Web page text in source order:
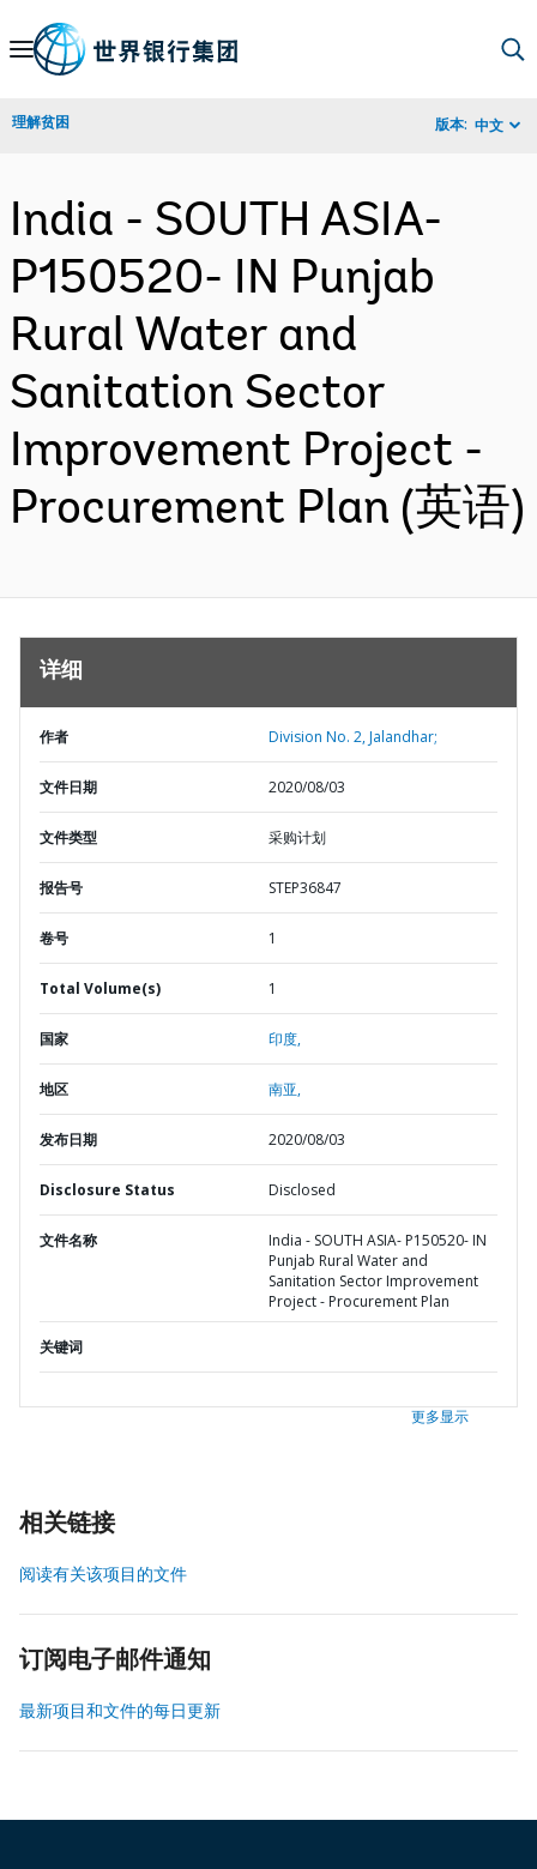
Skip
Navigation
理解贫困 版本: 中文
India - SOUTH ASIA-
P150520- IN Punjab
Rural Water and
Sanitation Sector
Improvement Project -
Procurement Plan (英语)
详细
作者 Division No. 2, Jalandhar;
文件日期 2020/08/03
文件类型 采购计划
报告号 STEP36847
卷号 1
Total Volume(s) 1
国家 印度,
地区 南亚,
发布日期 2020/08/03
Disclosure Status Disclosed
文件名称
India - SOUTH ASIA- P150520- IN
Punjab Rural Water and
Sanitation Sector Improvement
Project - Procurement Plan
关键词
更多显示
相关链接
阅读有关该项目的文件
订阅电子邮件通知
最新项目和文件的每日更新